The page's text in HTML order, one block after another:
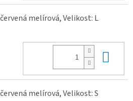
melírová, Velikost: L
melírová, Velikost: S